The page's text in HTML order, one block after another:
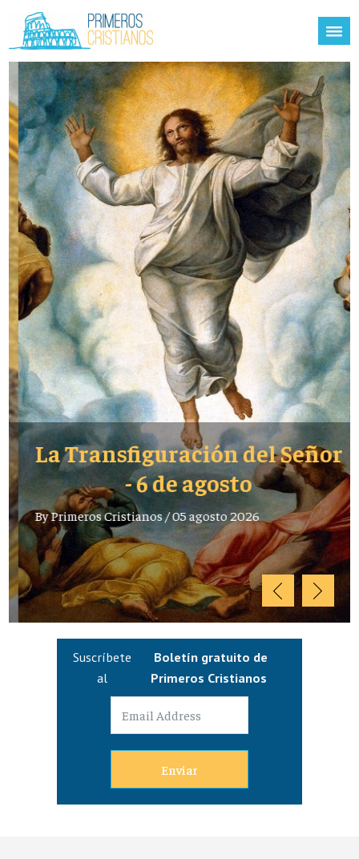
La Transfiguración del Señor
- 6 de agosto
ByPrimeros Cristianos/05 agosto 2026
Suscríbete
al
Boletín gratuito de
Primeros Cristianos
Enviar